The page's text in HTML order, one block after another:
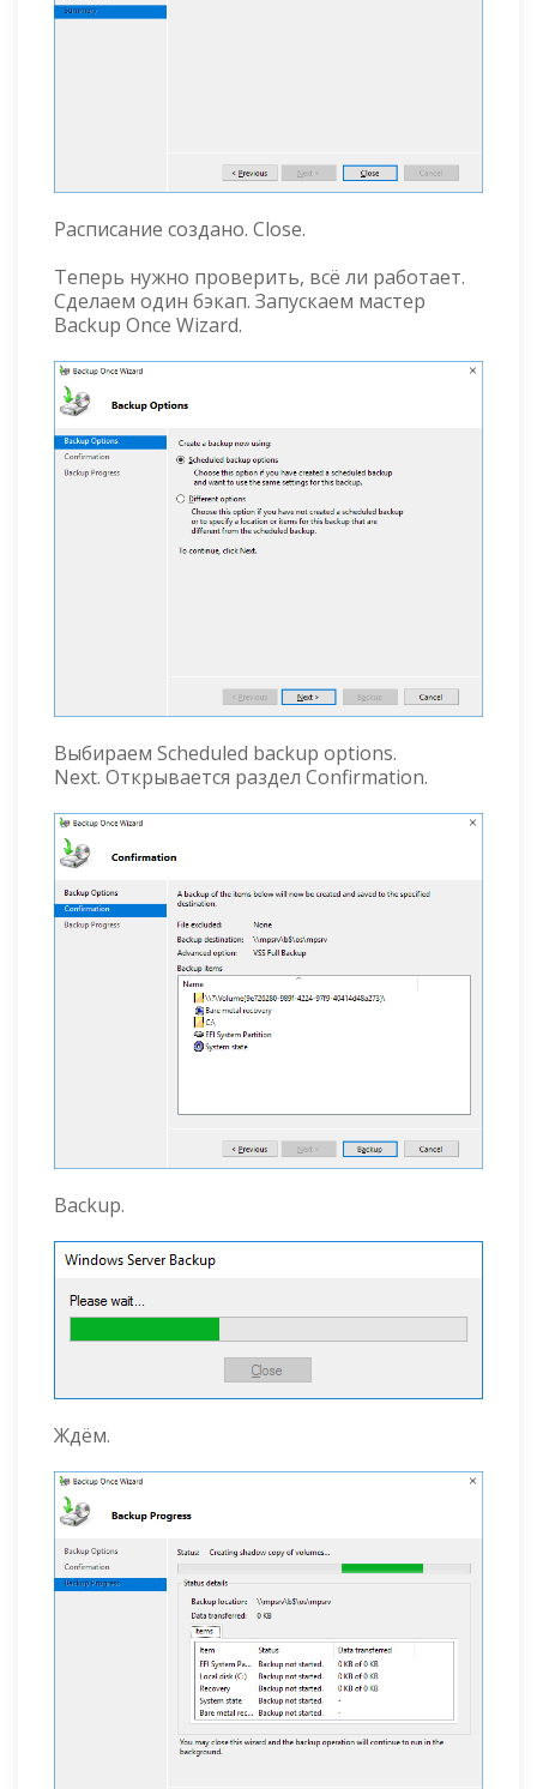
Расписание создано. Close.
Теперь нужно проверить, всё ли работает.
Сделаем один бэкап. Запускаем мастер
Backup Once Wizard.
Выбираем Scheduled backup options.
Next. Открывается раздел Confirmation.
Backup.
Ждём.